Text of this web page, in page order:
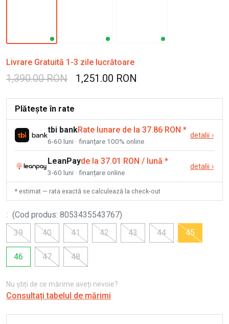
Livrare Gratuită 1-3 zile lucrătoare
1,390.00 RON 1,251.00 RON
Plătește în rate
tbi bankRate lunare de la 37.86 RON *
6-60 luni · finanțare 100% online
detalii ›
LeanPayde la 37.01 RON / lună *
3-60 luni · finanțare online
detalii ›
* estimat — rata exactă se calculează la check-out
: (Cod produs: 8053435543767)
39
40 41 42 43 44 45
46 47 48
Nu știți de ce mărime aveți nevoie?
Consultați tabelul de mărimi